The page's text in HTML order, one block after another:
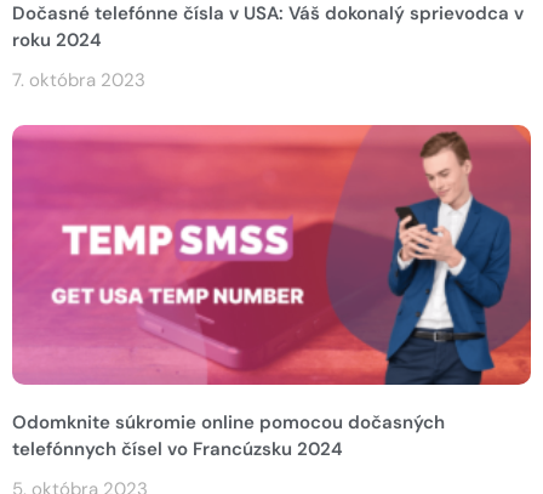
Dočasné telefónne čísla v USA: Váš dokonalý sprievodca v
roku 2024
7. októbra 2023
Odomknite súkromie online pomocou dočasných
telefónnych čísel vo Francúzsku 2024
5. októbra 2023